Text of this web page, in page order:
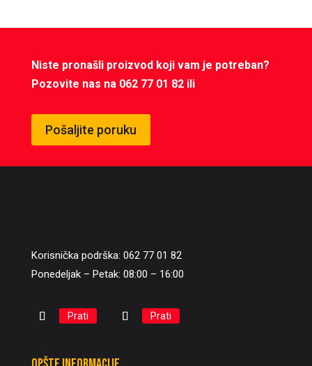
Niste pronašli proizvod koji vam je potreban?
Pozovite nas na 062 77 01 82 ili
Pošaljite poruku
Korisnička podrška: 062 77 01 82
Ponedeljak – Petak: 08:00 – 16:00
Prati Prati